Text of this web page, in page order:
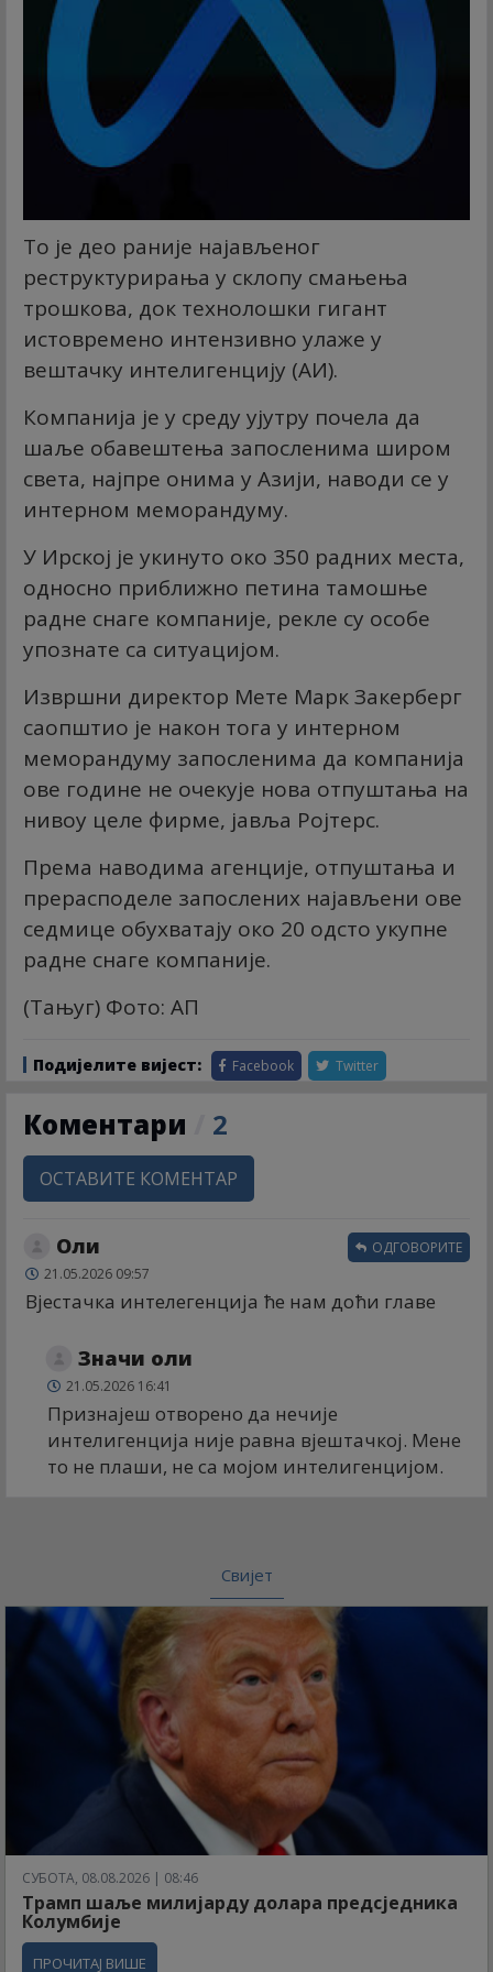
То је део раније најављеног
реструктурирања у склопу смањења
трошкова, док технолошки гигант
истовремено интензивно улаже у
вештачку интелигенцију (АИ).
Компанија је у среду ујутру почела да
шаље обавештења запосленима широм
света, најпре онима у Азији, наводи се у
интерном меморандуму.
У Ирској је укинуто око 350 радних места,
односно приближно петина тамошње
радне снаге компаније, рекле су особе
упознате са ситуацијом.
Извршни директор Мете Марк Закерберг
саопштио је након тога у интерном
меморандуму запосленима да компанија
ове године не очекује нова отпуштања на
нивоу целе фирме, јавља Ројтерс.
Према наводима агенције, отпуштања и
прерасподеле запослених најављени ове
седмице обухватају око 20 одсто укупне
радне снаге компаније.
(Тањуг) Фото: АП
Подијелите вијест: Facebook Twitter
Коментари 2
ОСТАВИТЕ КОМЕНТАР
Оли
21.05.2026 09:57
Вјестачка интелегенција ће нам доћи главе
ОДГОВОРИТЕ
Значи оли
21.05.2026 16:41
Признајеш отворено да нечије
интелигенција није равна вјештачкој. Мене
то не плаши, не са мојом интелигенцијом.
Свијет
СУБОТА, 08.08.2026 | 08:46
Трамп шаље милијарду долара предсједника
Колумбије
ПРОЧИТАЈ ВИШЕ